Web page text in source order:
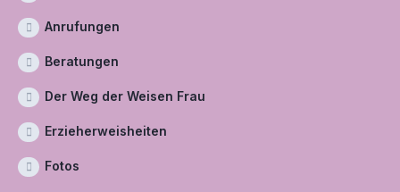
Anrufungen
Beratungen
Der Weg der Weisen Frau
Erzieherweisheiten
Fotos